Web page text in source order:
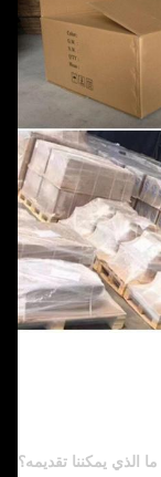
ما الذي يمكننا تقديمه؟